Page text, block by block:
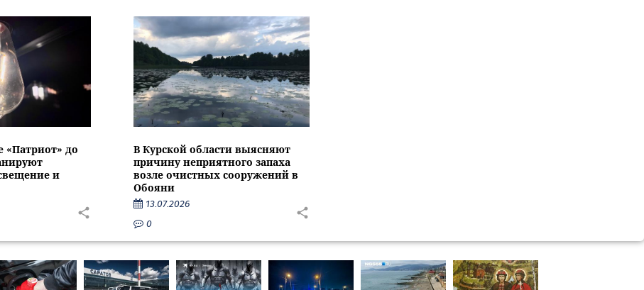
«Патриот» до
и
В Курской области выясняют
причину неприятного запаха
возле очистных сооружений в
Обояни
13.07.2026
0